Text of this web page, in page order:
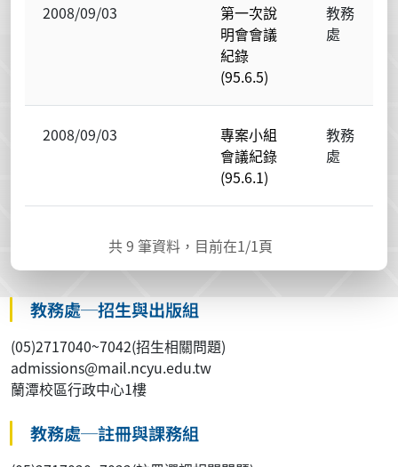
2008/09/03
第一次說
明會會議
紀錄
(95.6.5)
教務
處
2008/09/03
專案小組
會議紀錄
(95.6.1)
教務
處
共9 筆資料，目前在1/1頁
教務處─招生與出版組
(05)2717040~7042(招生相關問題)
admissions@mail.ncyu.edu.tw
蘭潭校區行政中心1樓
教務處─註冊與課務組